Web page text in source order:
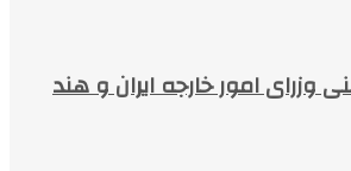
وزرای امور خارجه ایران و هند